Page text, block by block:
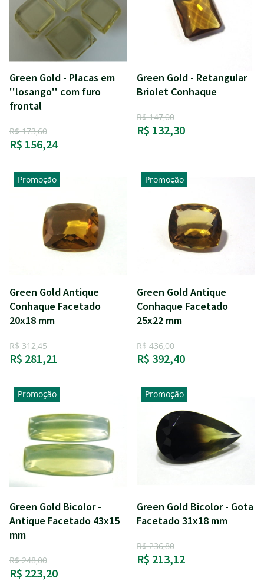
Green Gold - Placas em
''losango'' com furo
frontal
R$ 173,60
R$ 156,24
Green Gold - Retangular
Briolet Conhaque
R$ 147,00
R$ 132,30
Promoção
Green Gold Antique
Conhaque Facetado
20x18 mm
R$ 312,45
R$ 281,21
Promoção
Green Gold Antique
Conhaque Facetado
25x22 mm
R$ 436,00
R$ 392,40
Promoção
Green Gold Bicolor -
Antique Facetado 43x15
mm
R$ 248,00
R$ 223,20
Promoção
Green Gold Bicolor - Gota
Facetado 31x18 mm
R$ 236,80
R$ 213,12